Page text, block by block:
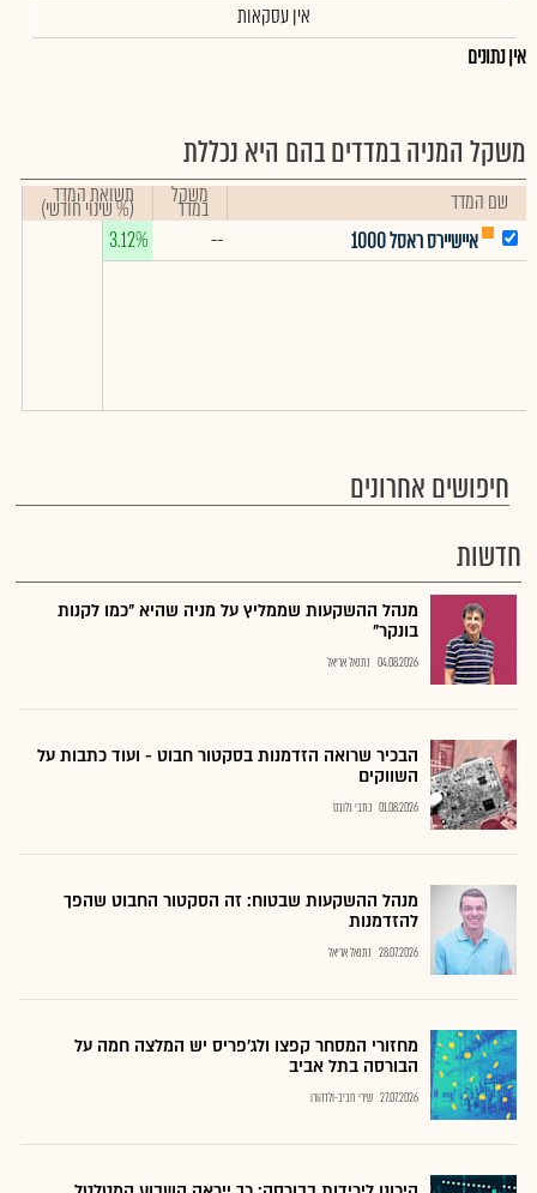
אין עסקאות
אין נתונים
משקל המניה במדדים בהם היא נכללת
שם המדד משקל
במדד תשואת המדד
(% שינוי חודשי)
איישיירס ראסל 1000
--
3.12%
חיפושים אחרונים
חדשות
מנהל ההשקעות שממליץ על מניה שהיא "כמו לקנות
בונקר"
04.08.2026 נתנאל אריאל
הבכיר שרואה הזדמנות בסקטור חבוט - ועוד כתבות על
השווקים
01.08.2026 כתבי גלובס
מנהל ההשקעות שבטוח: זה הסקטור החבוט שהפך
להזדמנות
28.07.2026 נתנאל אריאל
מחזורי המסחר קפצו ולג'פריס יש המלצה חמה על
הבורסה בתל אביב
27.07.2026 שירי חביב-ולדהורן